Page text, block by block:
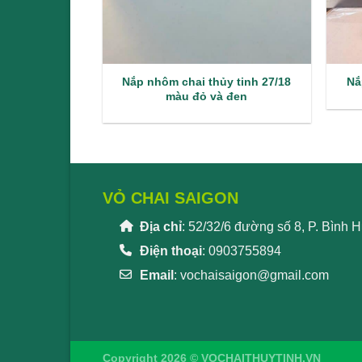
Nắp nhôm chai thủy tinh 27/18
màu đỏ và đen
VỎ CHAI SAIGON
Địa chỉ: 52/32/6 đường số 8, P. Bình
Điện thoại: 0903755894
Email : vochaisaigon@gmail.com
Copyright 2026 © VOCHAITHUYTINH.VN